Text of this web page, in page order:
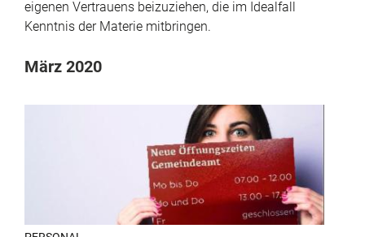
eigenen Vertrauens beizuziehen, die im Idealfall
Kenntnis der Materie mitbringen.
März 2020